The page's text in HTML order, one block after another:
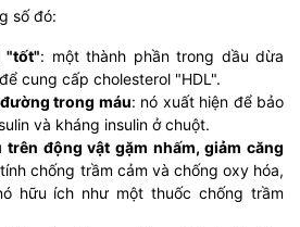
số đó:
"tốt": một thành phần trong dầu dừa
cung cấp cholesterol "HDL".
trong máu: nó xuất hiện để bảo
và kháng insulin ở chuột.
trên động vật gặm nhấm, giảm căng
chống trầm cảm và chống oxy hóa,
hữu ích như một thuốc chống trầm